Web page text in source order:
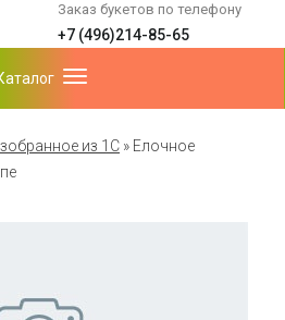
Заказ букетов по телефону
+7 (496)214-85-65
из 1С » Елочное